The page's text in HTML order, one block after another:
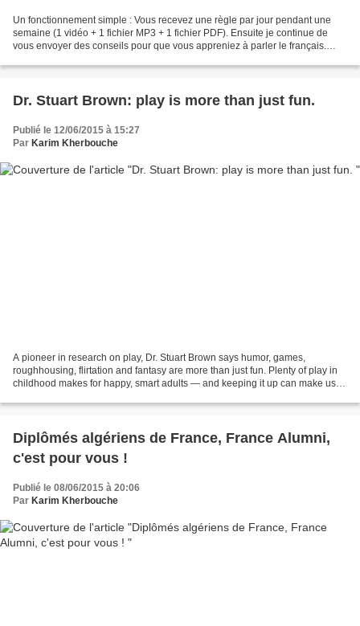
Un fonctionnement simple : Vous recevez une règle par jour pendant une
semaine (1 vidéo + 1 fichier MP3 + 1 fichier PDF). Ensuite je continue de
vous envoyer des conseils pour que vous appreniez à parler le français.
Dr. Stuart Brown: play is more than just fun.
Publié le 12/06/2015 à 15:27
Par Karim Kherbouche
A pioneer in research on play, Dr. Stuart Brown says humor, games,
roughhousing, flirtation and fantasy are more than just fun. Plenty of play in
childhood makes for happy, smart adults — and keeping it up can make us
Diplômés algériens de France, France Alumni,
c'est pour vous !
Publié le 08/06/2015 à 20:06
Par Karim Kherbouche